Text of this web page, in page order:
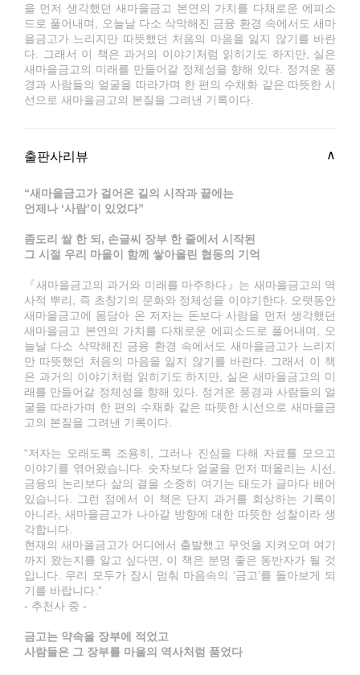
을 먼저 생각했던 새마을금고 본연의 가치를 다채로운 에피소
드로 풀어내며, 오늘날 다소 삭막해진 금융 환경 속에서도 새마
을금고가 느리지만 따뜻했던 처음의 마음을 잃지 않기를 바란
다. 그래서 이 책은 과거의 이야기처럼 읽히기도 하지만, 실은
새마을금고의 미래를 만들어갈 정체성을 향해 있다. 정겨운 풍
경과 사람들의 얼굴을 따라가며 한 편의 수채화 같은 따뜻한 시
선으로 새마을금고의 본질을 그려낸 기록이다.
출판사리뷰
“새마을금고가 걸어온 길의 시작과 끝에는
언제나 ‘사람’이 있었다”
좀도리 쌀 한 되, 손글씨 장부 한 줄에서 시작된
그 시절 우리 마을이 함께 쌓아올린 협동의 기억
『새마을금고의 과거와 미래를 마주하다』는 새마을금고의 역
사적 뿌리, 즉 초창기의 문화와 정체성을 이야기한다. 오랫동안
새마을금고에 몸담아 온 저자는 돈보다 사람을 먼저 생각했던
새마을금고 본연의 가치를 다채로운 에피소드로 풀어내며, 오
늘날 다소 삭막해진 금융 환경 속에서도 새마을금고가 느리지
만 따뜻했던 처음의 마음을 잃지 않기를 바란다. 그래서 이 책
은 과거의 이야기처럼 읽히기도 하지만, 실은 새마을금고의 미
래를 만들어갈 정체성을 향해 있다. 정겨운 풍경과 사람들의 얼
굴을 따라가며 한 편의 수채화 같은 따뜻한 시선으로 새마을금
고의 본질을 그려낸 기록이다.
“저자는 오래도록 조용히, 그러나 진심을 다해 자료를 모으고
이야기를 엮어왔습니다. 숫자보다 얼굴을 먼저 떠올리는 시선,
금융의 논리보다 삶의 결을 소중히 여기는 태도가 글마다 배어
있습니다. 그런 점에서 이 책은 단지 과거를 회상하는 기록이
아니라, 새마을금고가 나아갈 방향에 대한 따뜻한 성찰이라 생
각합니다.
현재의 새마을금고가 어디에서 출발했고 무엇을 지켜오며 여기
까지 왔는지를 알고 싶다면, 이 책은 분명 좋은 동반자가 될 것
입니다. 우리 모두가 잠시 멈춰 마음속의 ‘금고’를 돌아보게 되
기를 바랍니다.”
- 추천사 중 -
금고는 약속을 장부에 적었고
사람들은 그 장부를 마을의 역사처럼 품었다